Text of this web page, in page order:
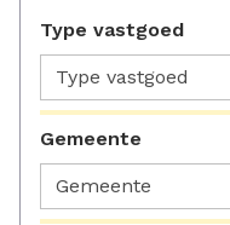
Type vastgoed
Type vastgoed
Gemeente
Gemeente